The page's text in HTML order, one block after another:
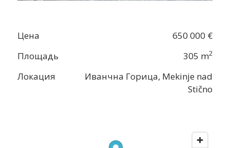
Цена
650 000 €
Площадь
305 m2
Локация
Иванчна Горица, Mekinje nad
Stično